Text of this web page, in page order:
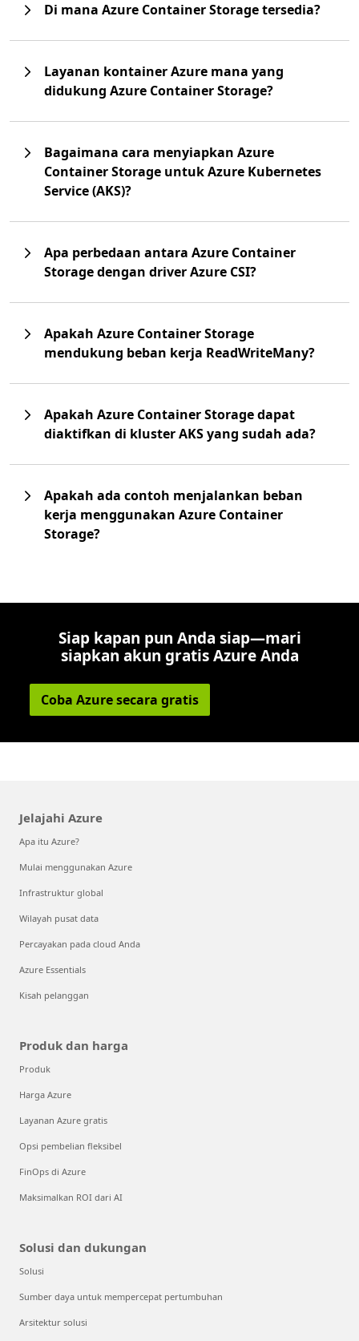
Di mana Azure Container Storage tersedia?
Layanan kontainer Azure mana yang
didukung Azure Container Storage?
Bagaimana cara menyiapkan Azure
Container Storage untuk Azure Kubernetes
Service (AKS)?
Apa perbedaan antara Azure Container
Storage dengan driver Azure CSI?
Apakah Azure Container Storage
mendukung beban kerja ReadWriteMany?
Apakah Azure Container Storage dapat
diaktifkan di kluster AKS yang sudah ada?
Apakah ada contoh menjalankan beban
kerja menggunakan Azure Container
Storage?
Siap kapan pun Anda siap—mari
siapkan akun gratis Azure Anda
Coba Azure secara gratis
Jelajahi Azure
Apa itu Azure?
Mulai menggunakan Azure
Infrastruktur global
Wilayah pusat data
Percayakan pada cloud Anda
Azure Essentials
Kisah pelanggan
Produk dan harga
Produk
Harga Azure
Layanan Azure gratis
Opsi pembelian fleksibel
FinOps di Azure
Maksimalkan ROI dari AI
Solusi dan dukungan
Solusi
Sumber daya untuk mempercepat pertumbuhan
Arsitektur solusi